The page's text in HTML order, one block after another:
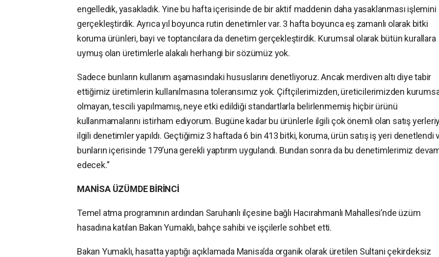
engelledik, yasakladık. Yine bu hafta içerisinde de bir aktif maddenin daha yasaklanması işlemini
gerçekleştirdik. Ayrıca yıl boyunca rutin denetimler var. 3 hafta boyunca eş zamanlı olarak bitki
koruma ürünleri, bayi ve toptancılara da denetim gerçekleştirdik. Kurumsal olarak bütün kurallara
uymuş olan üretimlerle alakalı herhangi bir sözümüz yok.
Sadece bunların kullanım aşamasındaki hususlarını denetliyoruz. Ancak merdiven altı diye tabir
ettiğimiz üretimlerin kullanılmasına toleransımız yok. Çiftçilerimizden, üreticilerimizden
olmayan, tescili yapılmamış, neye etki edildiği standartlarla belirlenmemiş hiçbir ürünü
kullanmamalarını istirham ediyorum. Bugüne kadar bu ürünlerle ilgili çok önemli olan satış
ilgili denetimler yapıldı. Geçtiğimiz 3 haftada 6 bin 413 bitki, koruma, ürün satış iş yeri denetlendi
bunların içerisinde 179’una gerekli yaptırım uygulandı. Bundan sonra da bu denetimlerimiz
edecek.”
MANİSA ÜZÜMDE BİRİNCİ
Temel atma programının ardından Saruhanlı ilçesine bağlı Hacırahmanlı Mahallesi’nde üzüm
hasadına katılan Bakan Yumaklı, bahçe sahibi ve işçilerle sohbet etti.
Bakan Yumaklı, hasatta yaptığı açıklamada Manisa’da organik olarak üretilen Sultani çekirdeksiz